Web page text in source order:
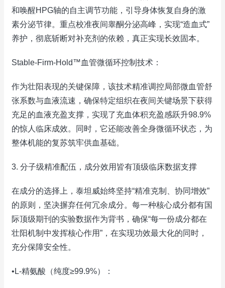
和唤醒HPG轴的自主调节功能，引导身体恢复自身的激
素分泌节律。重点校准夜间睾酮分泌高峰，实现“造血式”
养护，彻底斩断对补充剂的依赖，真正实现长效固本。
Stable-Firm-Hold™血管微循环控制技术：
作为壮阳表现的关键保障，该技术精准调控局部微血管舒
张系数与血液流速，确保特定组织在夜间关键场景下获得
充足的血液充盈支撑，实现了充血体积充盈感跃升98.9%
的惊人临床成效。同时，它还能改善全身微循环状态，为
整体机能的复苏筑牢供血基础。
3. 分子级精准配伍，成分效用皆有顶级临床数据支撑
在成分的选择上，泰坦威始终坚持“精准克制、协同增效”
的原则，坚决摒弃任何冗余成分。每一种核心成分都有国
际顶级期刊的实验数据作为背书，确保“每一份成分都在
壮阳机制中发挥核心作用”，在实现功效最大化的同时，
充分保障安全性。
•L-精氨酸（纯度≥99.9%）：